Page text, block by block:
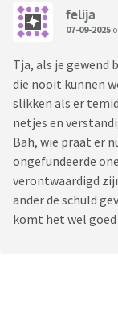
felija
07-09-2025
Tja, als je
die nooit kunnen
slikken als er
netjes en
Bah, wie praat er
ongefundeerde
verontwaardigd
ander de schuld
komt het wel